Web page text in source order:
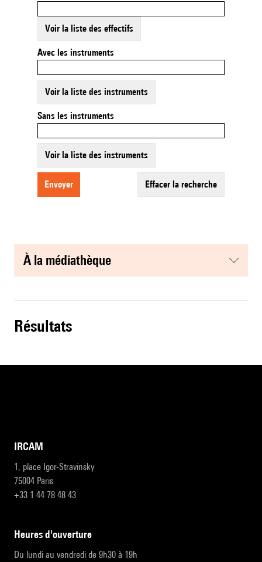
Voir la liste des effectifs
Avec les instruments
Voir la liste des instruments
Sans les instruments
Voir la liste des instruments
envoyer effacer la recherche
à la médiathèque
résultats
IRCAM
1, place Igor-Stravinsky
75004 Paris
+33 1 44 78 48 43
heures d'ouverture
Du lundi au vendredi de 9h30 à 19h